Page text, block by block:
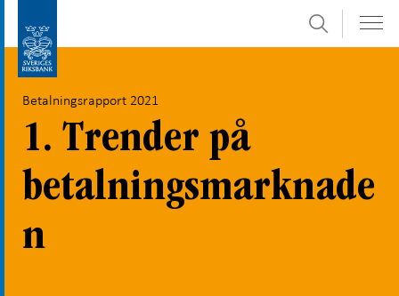
direkt
innehåll
undersidor
Sök
Betalningsrapport 2021
1. Trender på
betalningsmarknade
n